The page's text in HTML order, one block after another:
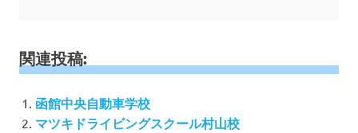
関連投稿:
函館中央自動車学校
マツキドライビングスクール村山校